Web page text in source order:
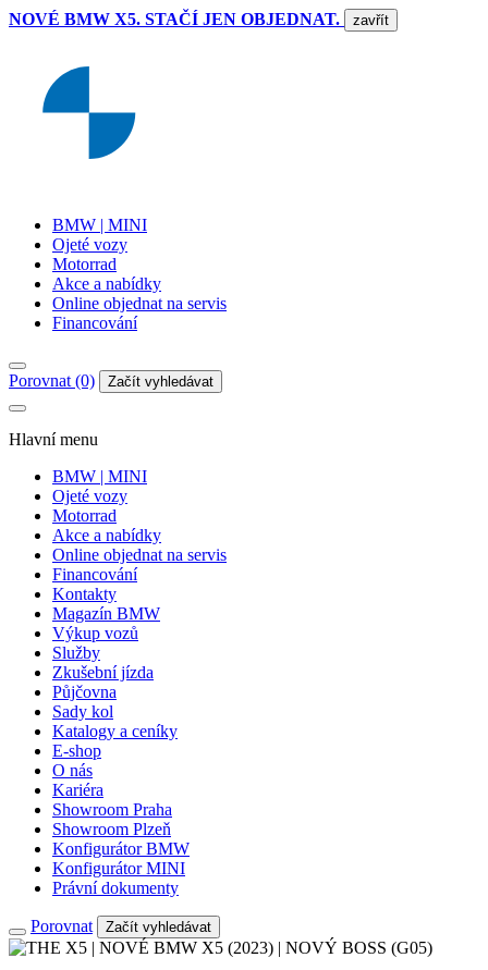
NOVÉ BMW X5. STAČÍ JEN OBJEDNAT. zavřít
BMW | MINI
Ojeté vozy
Motorrad
Akce a nabídky
Online objednat na servis
Financování
Porovnat (0) Začít vyhledávat
Hlavní menu
BMW | MINI
Ojeté vozy
Motorrad
Akce a nabídky
Online objednat na servis
Financování
Kontakty
Magazín BMW
Výkup vozů
Služby
Zkušební jízda
Půjčovna
Sady kol
Katalogy a ceníky
E-shop
O nás
Kariéra
Showroom Praha
Showroom Plzeň
Konfigurátor BMW
Konfigurátor MINI
Právní dokumenty
Porovnat Začít vyhledávat